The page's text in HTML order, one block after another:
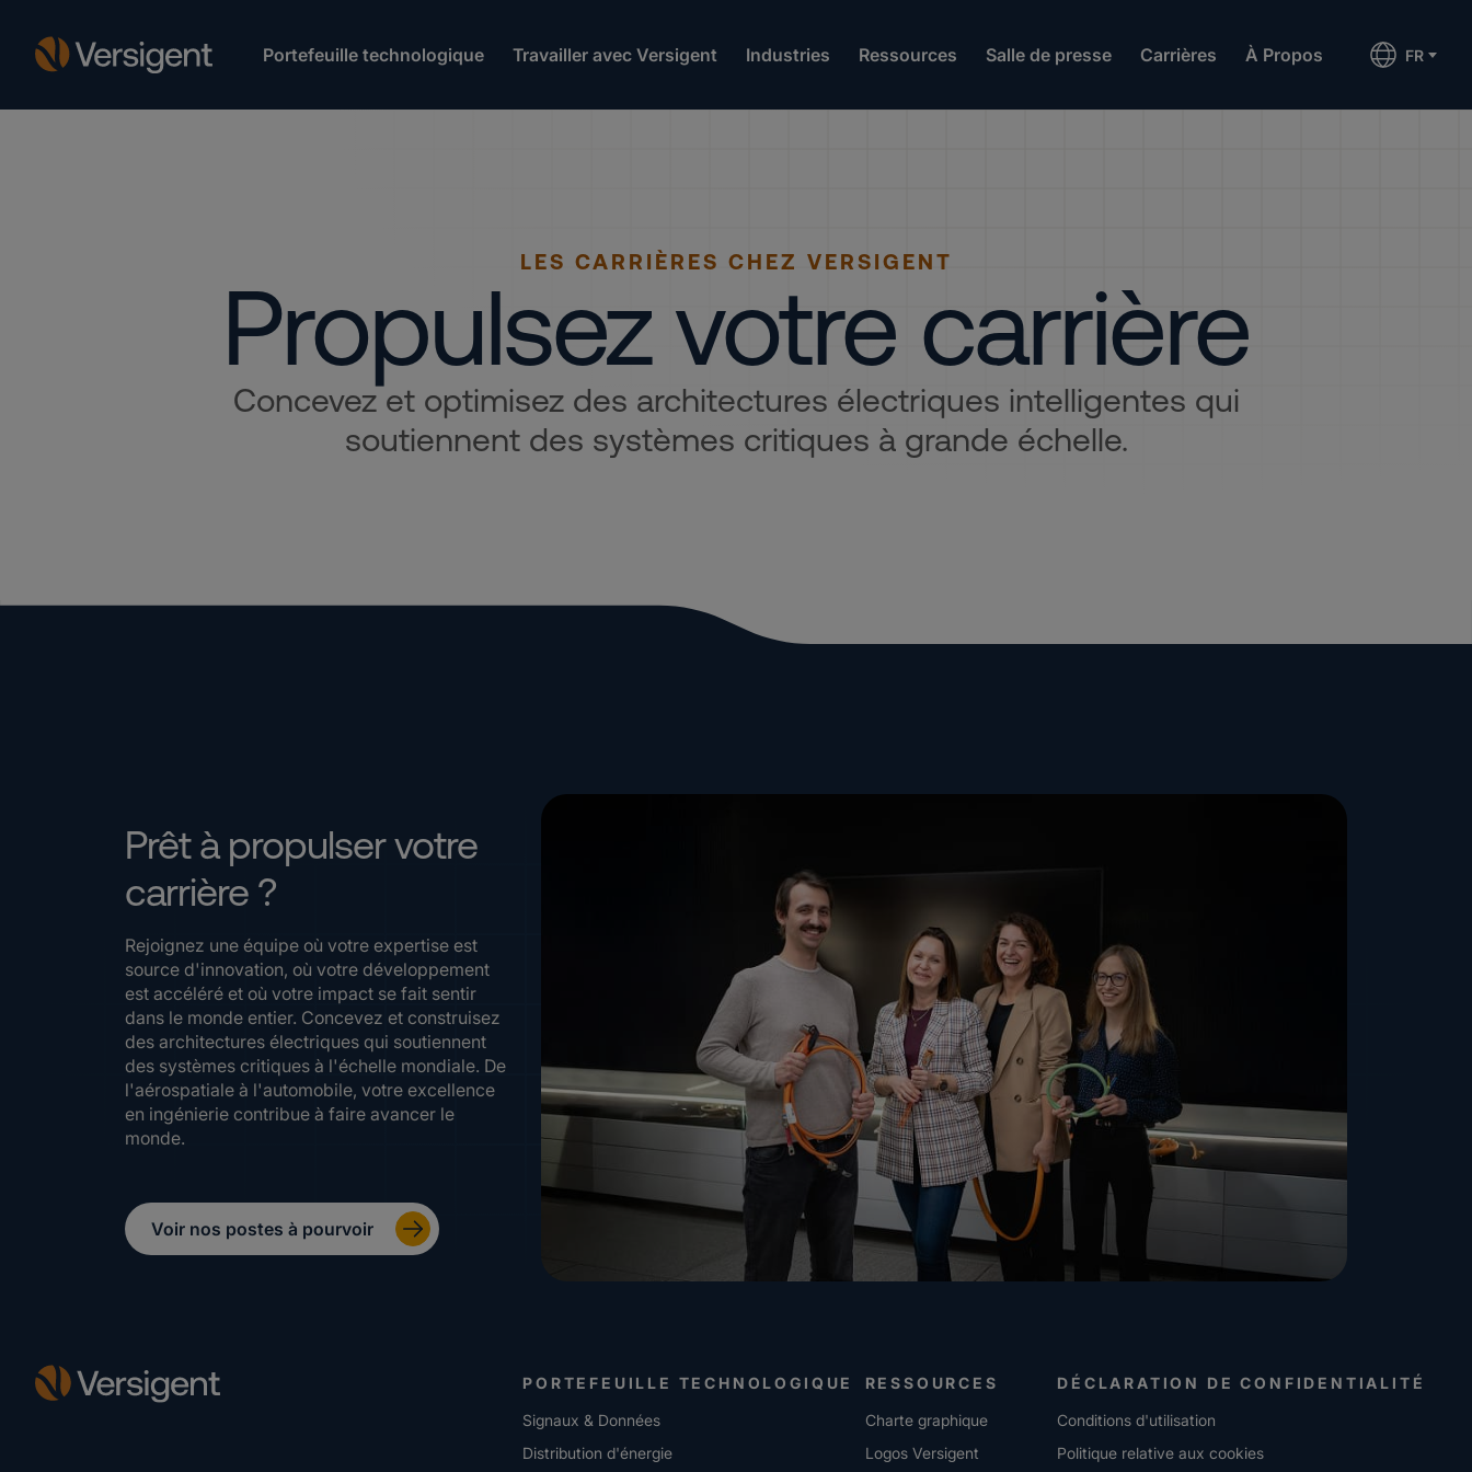
Portefeuille technologique Travailler avec Versigent Industries Ressources Salle de presse Carrières À Propos FR
LES CARRIÈRES CHEZ VERSIGENT
Propulsez votre carrière
Concevez et optimisez des architectures électriques intelligentes qui
soutiennent des systèmes critiques à grande échelle.
Prêt à propulser votre
carrière ?
Rejoignez une équipe où votre expertise est
source d'innovation, où votre développement
est accéléré et où votre impact se fait sentir
dans le monde entier. Concevez et construisez
des architectures électriques qui soutiennent
des systèmes critiques à l'échelle mondiale. De
l'aérospatiale à l'automobile, votre excellence
en ingénierie contribue à faire avancer le
monde.
Voir nos postes à pourvoir
PORTEFEUILLE TECHNOLOGIQUE
Signaux & Données
Distribution d'énergie
RESSOURCES
Charte graphique
Logos Versigent
DÉCLARATION DE CONFIDENTIALITÉ
Conditions d'utilisation
Politique relative aux cookies